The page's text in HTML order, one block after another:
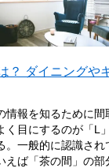
？ ダイニングや
情報を知るために
く目にするのが「L
。一般的に認識さ
えば「茶の間」の部